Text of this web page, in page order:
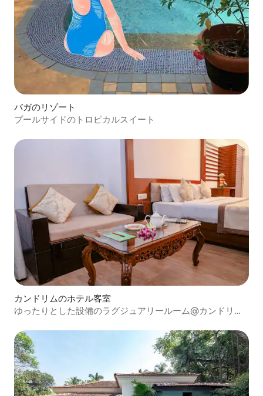
バガのリゾート
プールサイドのトロピカルスイート
カンドリムのホテル客室
ゆったりとした設備のラグジュアリールーム@カンドリム